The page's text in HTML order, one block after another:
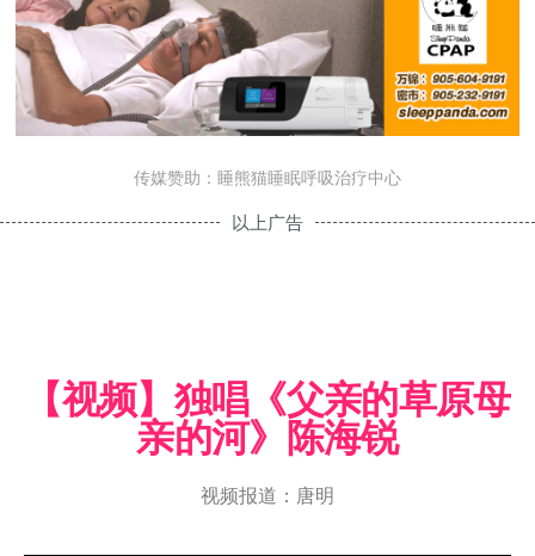
传媒赞助：睡熊猫睡眠呼吸治疗中心
以上广告
【视频】独唱《父亲的草原母
亲的河》陈海锐
视频报道：唐明